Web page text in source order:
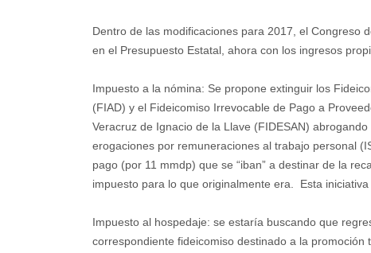
Dentro de las modificaciones para 2017, el Congreso
en el Presupuesto Estatal, ahora con los ingresos
Impuesto a la nómina: Se propone extinguir los
(FIAD) y el Fideicomiso Irrevocable de Pago a
Veracruz de Ignacio de la Llave (FIDESAN)
erogaciones por remuneraciones al trabajo personal
pago (por 11 mmdp) que se “iban” a destinar de la
impuesto para lo que originalmente era. Esta
Impuesto al hospedaje: se estaría buscando que
correspondiente fideicomiso destinado a la